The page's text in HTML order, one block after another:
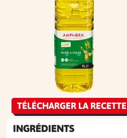
TÉLÉCHARGER LA RECETTE
INGRÉDIENTS